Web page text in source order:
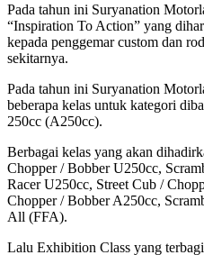
Pada tahun ini Suryanation
“Inspiration To Action” yang
kepada penggemar custom dan
sekitarnya.
Pada tahun ini Suryanation
beberapa kelas untuk kategori
250cc (A250cc).
Berbagai kelas yang akan
Chopper / Bobber U250cc,
Racer U250cc, Street Cub /
Chopper / Bobber A250cc,
All (FFA).
Lalu Exhibition Class yang